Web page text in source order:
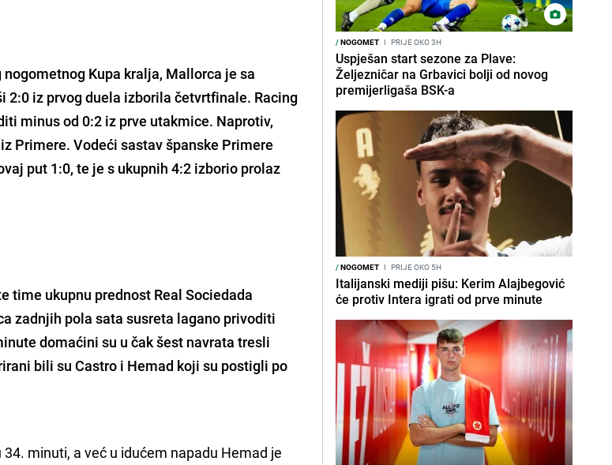
Kupa kralja, Mallorca je sa
2:0 iz prvog duela izborila četvrtfinale. Racing
minus od 0:2 iz prve utakmice. Naprotiv,
Primere. Vodeći sastav španske Primere
put 1:0, te je s ukupnih 4:2 izborio prolaz
time ukupnu prednost Real Sociedada
zadnjih pola sata susreta lagano privoditi
domaćini su u čak šest navrata tresli
bili su Castro i Hemad koji su postigli po
minuti, a već u idućem napadu Hemad je
/NOGOMET I PRIJE OKO 3H
Uspješan start sezone za Plave:
Željezničar na Grbavici bolji od novog
premijerligaša BSK-a
/NOGOMET I PRIJE OKO 5H
Italijanski mediji pišu: Kerim Alajbegović
će protiv Intera igrati od prve minute